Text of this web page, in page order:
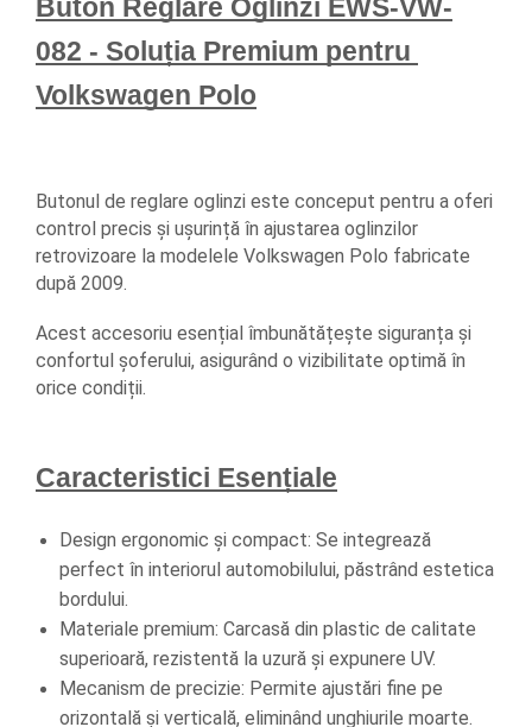
Buton Reglare Oglinzi EWS-VW-
082 - Soluția Premium pentru
Volkswagen Polo
Butonul de reglare oglinzi este conceput pentru a oferi
control precis și ușurință în ajustarea oglinzilor
retrovizoare la modelele Volkswagen Polo fabricate
după 2009.
Acest accesoriu esențial îmbunătățește siguranța și
confortul șoferului, asigurând o vizibilitate optimă în
orice condiții.
Caracteristici Esențiale
Design ergonomic și compact: Se integrează
perfect în interiorul automobilului, păstrând estetica
bordului.
Materiale premium: Carcasă din plastic de calitate
superioară, rezistentă la uzură și expunere UV.
Mecanism de precizie: Permite ajustări fine pe
orizontală și verticală, eliminând unghiurile moarte.